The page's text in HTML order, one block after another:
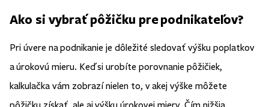
Ako si vybrať pôžičku pre podnikateľov?
Pri úvere na podnikanie je dôležité sledovať výšku poplatkov
a úrokovú mieru. Keď si urobíte porovnanie pôžičiek,
kalkulačka vám zobrazí nielen to, v akej výške môžete